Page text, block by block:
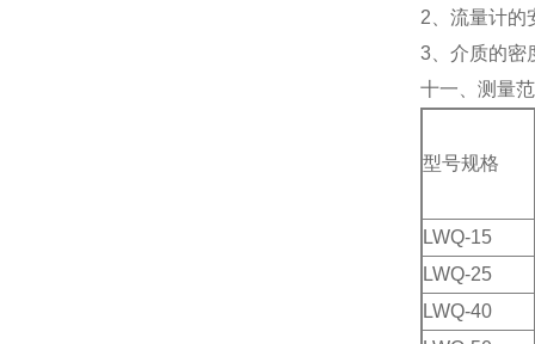
2、流量计的
3、介质的密
十一、 测量
型号规格
LWQ-15
LWQ-25
LWQ-40